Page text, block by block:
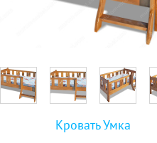
Кровать Умка